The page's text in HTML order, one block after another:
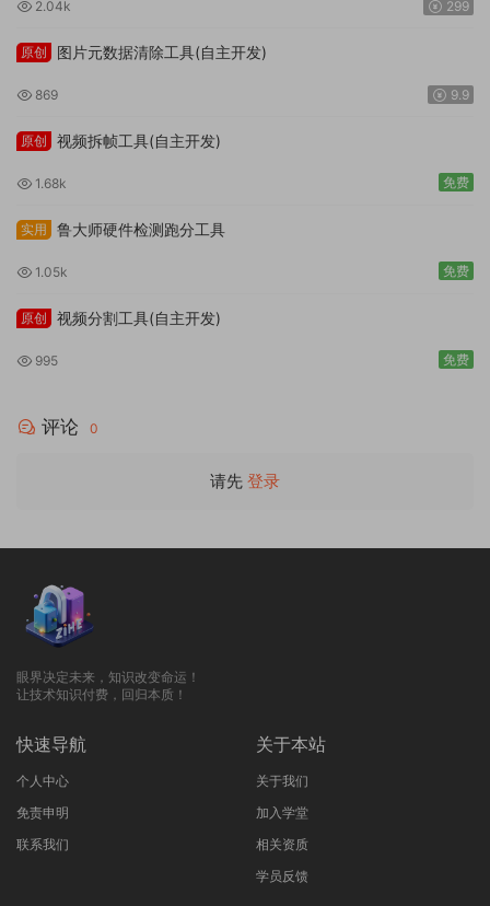
2.04k 299
原创 图片元数据清除工具(自主开发)
869 9.9
原创 视频拆帧工具(自主开发)
1.68k 免费
实用 鲁大师硬件检测跑分工具
1.05k 免费
原创 视频分割工具(自主开发)
995 免费
评论 0
请先 登录
眼界决定未来，知识改变命运！
让技术知识付费，回归本质！
快速导航
个人中心
免责申明
联系我们
关于本站
关于我们
加入学堂
相关资质
学员反馈